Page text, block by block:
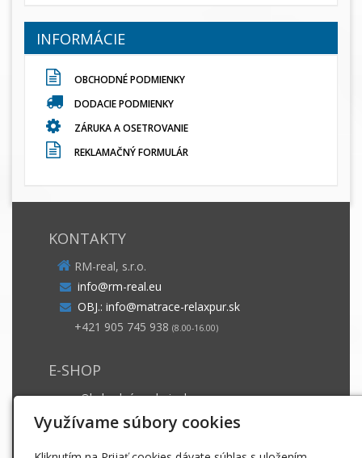
INFORMÁCIE
OBCHODNÉ PODMIENKY
DODACIE PODMIENKY
ZÁRUKA A OSETROVANIE
REKLAMAČNÝ FORMULÁR
KONTAKTY
RM-real, s.r.o.
info@rm-real.eu
OBJ.: info@matrace-relaxpur.sk
+421 905 745 938 (8.00-16.00)
E-SHOP
Obchodné podmienky
Dodacie podmienky
Využívame súbory cookies